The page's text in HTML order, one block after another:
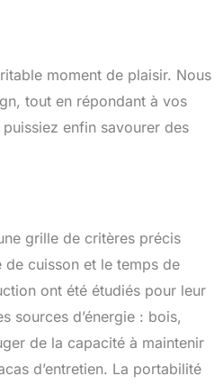
moment de plaisir. Nous
tout en répondant à vos
enfin savourer des
grille de critères précis
cuisson et le temps de
ont été étudiés pour leur
sources d’énergie : bois,
de la capacité à maintenir
d’entretien. La portabilité